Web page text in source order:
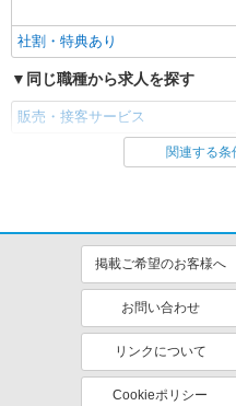
社割・特典あり
同じ職種から求人を探す
販売・接客サービス
同じ特徴から求人を探す
産休・育休取得実績あり
関連する条
掲載ご希望のお客様へ
お問い合わせ
リンクについて
Cookieポリシー